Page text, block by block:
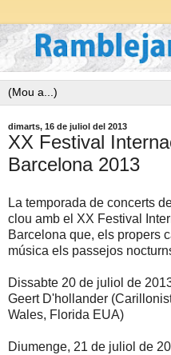
dimarts, 16 de juliol del 2013
XX Festival
Barcelona 2013
La temporada de concerts
clou amb el XX Festival
Barcelona que, els propers
música els passejos
Dissabte 20 de juliol de
Geert D'hollander
Wales, Florida EUA)
Diumenge, 21 de juliol de